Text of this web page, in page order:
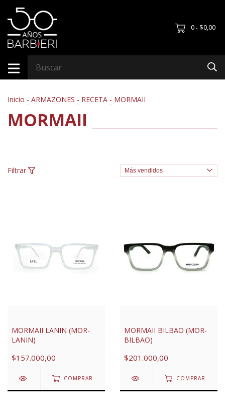
0 - $0,00
Inicio - ARMAZONES - RECETA - MORMAII
MORMAII
Filtrar
MORMAII LANIN (MOR-
LANIN)
$157.000,00
COMPRAR
MORMAII BILBAO (MOR-
BILBAO)
$201.000,00
COMPRAR